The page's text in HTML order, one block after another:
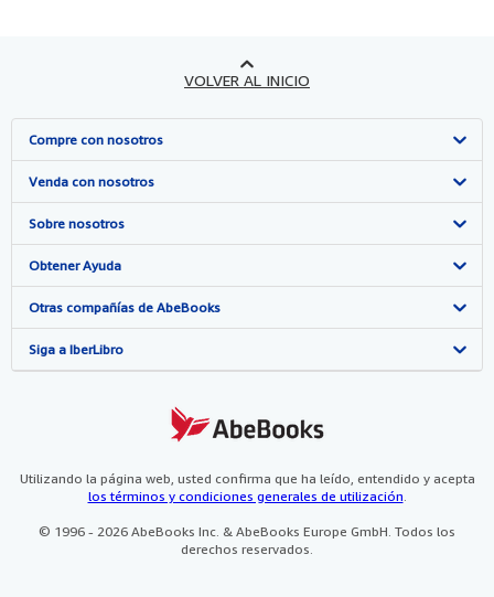
VOLVER AL INICIO
Compre con nosotros
Búsqueda avanzada
Colecciones
Mi cuenta
Mis pedidos
Ver carrito
Venda con nosotros
Comenzar a vender
Únase a nuestro programa de afiliados
Recomiende un vendedor
Sobre nosotros
Sobre IberLibro
Medios
Empleo
Preferencias de cookies
Aviso de cookies
Obtener Ayuda
Preguntas frecuentes y guías
Atención al Cliente
Otras compañías de AbeBooks
AbeBooks.com
AbeBooks.fr
Siga a IberLibro
Utilizando la página web, usted confirma que ha leído, entendido y acepta
los términos y condiciones generales de utilización.
© 1996 - 2026 AbeBooks Inc. & AbeBooks Europe GmbH. Todos los
derechos reservados.